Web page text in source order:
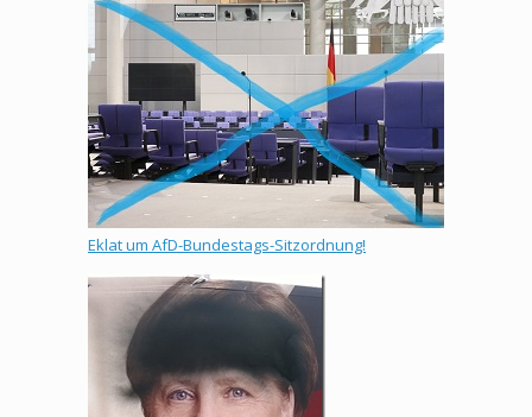
Eklat um AfD-Bundestags-Sitzordnung!